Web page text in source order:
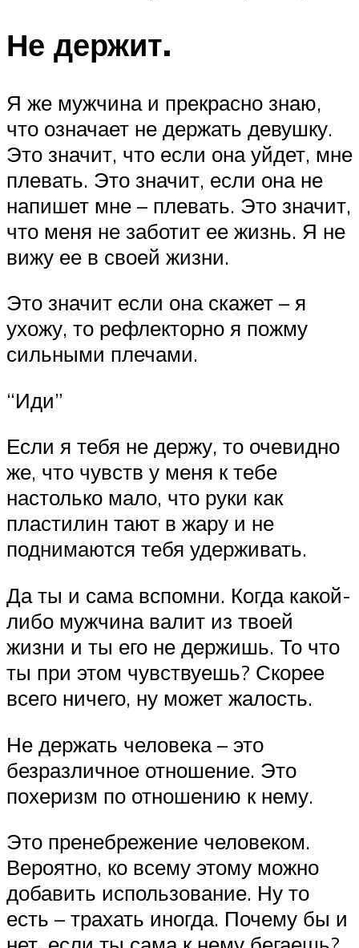
Не держит.
Я же мужчина и прекрасно знаю,
что означает не держать девушку.
Это значит, что если она уйдет, мне
плевать. Это значит, если она не
напишет мне – плевать. Это значит,
что меня не заботит ее жизнь. Я не
вижу ее в своей жизни.
Это значит если она скажет – я
ухожу, то рефлекторно я пожму
сильными плечами.
“Иди”
Если я тебя не держу, то очевидно
же, что чувств у меня к тебе
настолько мало, что руки как
пластилин тают в жару и не
поднимаются тебя удерживать.
Да ты и сама вспомни. Когда какой-
либо мужчина валит из твоей
жизни и ты его не держишь. То что
ты при этом чувствуешь? Скорее
всего ничего, ну может жалость.
Не держать человека – это
безразличное отношение. Это
похеризм по отношению к нему.
Это пренебрежение человеком.
Вероятно, ко всему этому можно
добавить использование. Ну то
есть – трахать иногда. Почему бы и